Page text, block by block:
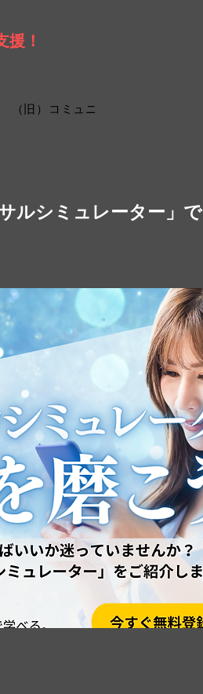
援！
（旧）コミュニティ
ルシミュレーター」で